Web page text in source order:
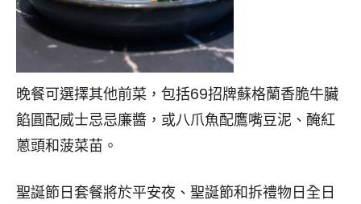
晚餐可選擇其他前菜，包括69招牌蘇格蘭香脆牛臟
餡圓配威士忌忌廉醬，或八爪魚配鷹嘴豆泥、醃紅
蔥頭和菠菜苗。
聖誕節日套餐將於平安夜、聖誕節和拆禮物日全日